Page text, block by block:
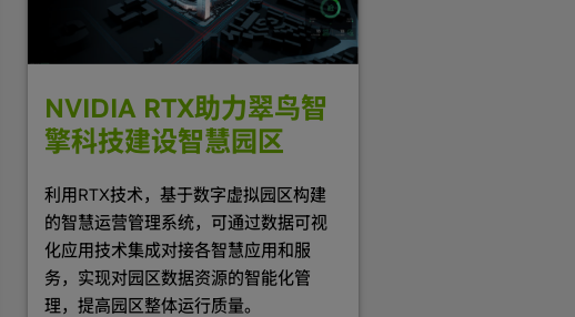
NVIDIA RTX助力翠鸟智
擎科技建设智慧园区
利用RTX技术，基于数字虚拟园区构建
的智慧运营管理系统，可通过数据可视
化应用技术集成对接各智慧应用和服
务，实现对园区数据资源的智能化管
理，提高园区整体运行质量。